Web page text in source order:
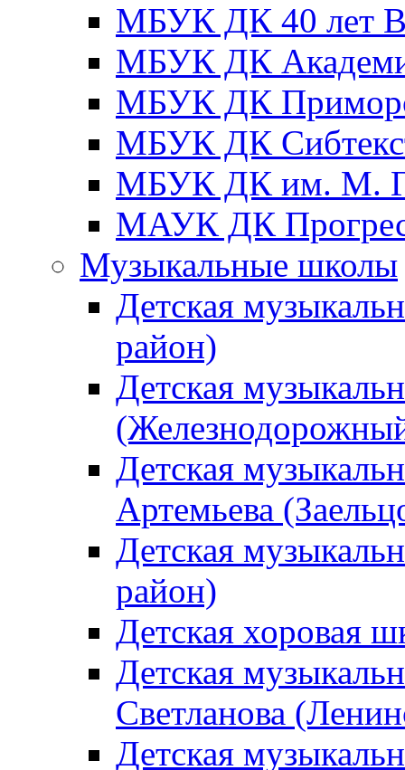
МБУК ДК 40 лет
МБУК ДК
МБУК ДК
МБУК ДК
МБУК ДК им. М.
МАУК ДК
Музыкальные школы
Детская
район)
Детская
Детская
Артемьева
Детская
район)
Детская хоровая
Детская
Светланова
Детская